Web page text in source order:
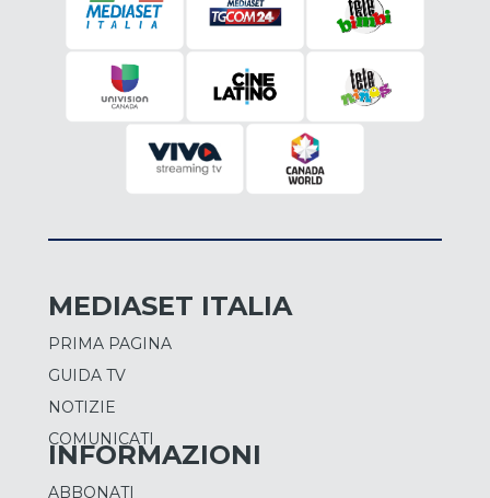
MEDIASET ITALIA
PRIMA PAGINA
GUIDA TV
NOTIZIE
COMUNICATI
INFORMAZIONI
ABBONATI